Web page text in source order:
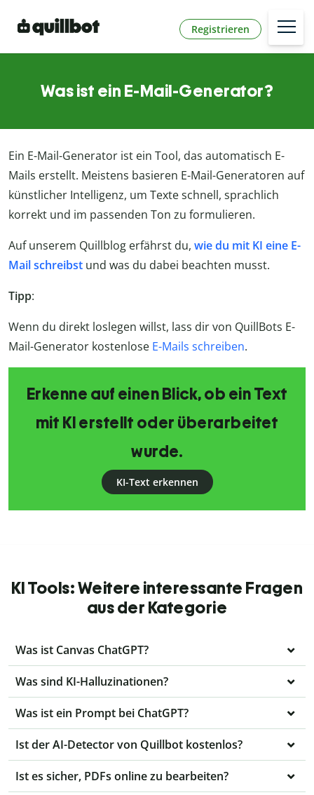
Registrieren
Was ist ein E-Mail-Generator?
Ein E-Mail-Generator ist ein Tool, das automatisch E-
Mails erstellt. Meistens basieren E-Mail-Generatoren auf
künstlicher Intelligenz, um Texte schnell, sprachlich
korrekt und im passenden Ton zu formulieren.
Auf unserem Quillblog erfährst du, wie du mit KI eine E-
Mail schreibst und was du dabei beachten musst.
Tipp:
Wenn du direkt loslegen willst, lass dir von QuillBots E-
Mail-Generator kostenlose E-Mails schreiben.
Erkenne auf einen Blick, ob ein Text
mit KI erstellt oder überarbeitet
wurde.
KI-Text erkennen
KI Tools: Weitere interessante Fragen
aus der Kategorie
Was ist Canvas ChatGPT?
Was sind KI-Halluzinationen?
Was ist ein Prompt bei ChatGPT?
Ist der AI-Detector von Quillbot kostenlos?
Ist es sicher, PDFs online zu bearbeiten?